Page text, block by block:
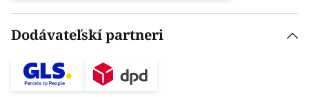
Dodávateľskí partneri